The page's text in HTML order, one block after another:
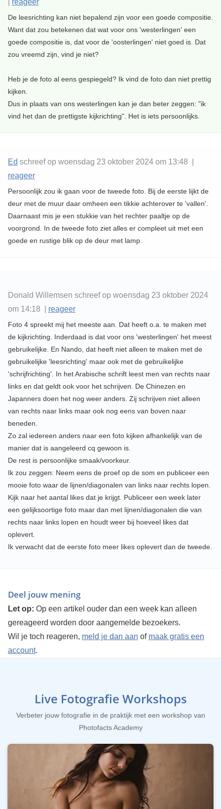
reageer
De leesrichting kan niet bepalend zijn voor een goede compositie.
Want dat zou betekenen dat wat voor ons 'westerlingen' een
goede compositie is, dat voor de 'oosterlingen' niet goed is. Dat
zou vreemd zijn, vind je niet?
Heb je de foto al eens gespiegeld? Ik vind de foto dan niet prettig
kijken.
Dus in plaats van ons westerlingen kan je dan beter zeggen: "ik
vind het dan de prettigste kijkrichting". Het is iets persoonlijks.
Ed schreef op woensdag 23 oktober 2024 om 13:48 |
reageer
Persoonlijk zou ik gaan voor de tweede foto. Bij de eerste lijkt de
deur met de muur daar omheen een tikkie achterover te 'vallen'.
Daarnaast mis je een stukkie van het rechter paaltje op de
voorgrond. In de tweede foto ziet alles er compleet uit met een
goede en rustige blik op de deur met lamp.
Donald Willemsen schreef op woensdag 23 oktober 2024
om 14:18 | reageer
Foto 4 spreekt mij het meeste aan. Dat heeft o.a. te maken met
de kijkrichting. Inderdaad is dat voor ons 'westerlingen' het meest
gebruikelijke. En Nando, dat heeft niet alleen te maken met de
gebruikelijke 'leesrichting' maar ook met de gebruikelijke
'schrijfrichting'. In het Arabische schrift leest men van rechts naar
links en dat geldt ook voor het schrijven. De Chinezen en
Japanners doen het nog weer anders. Zij schrijven niet alleen
van rechts naar links maar ook nog eens van boven naar
beneden.
Zo zal iedereen anders naar een foto kijken afhankelijk van de
manier dat is aangeleerd cq gewoon is.
De rest is persoonlijke smaak/voorkeur.
Ik zou zeggen: Neem eens de proef op de som en publiceer een
mooie foto waar de lijnen/diagonalen van links naar rechts lopen.
Kijk naar het aantal likes dat je krijgt. Publiceer een week later
een gelijksoortige foto maar dan met lijnen/diagonalen die van
rechts naar links lopen en houdt weer bij hoeveel likes dat
oplevert.
Ik verwacht dat de eerste foto meer likes oplevert dan de tweede.
Deel jouw mening
Let op: Op een artikel ouder dan een week kan alleen
gereageerd worden door aangemelde bezoekers.
Wil je toch reageren, meld je dan aan of maak gratis een
account.
Live Fotografie Workshops
Verbeter jouw fotografie in de praktijk met een workshop van
Photofacts Academy